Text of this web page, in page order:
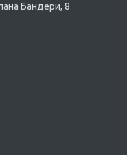
Бандери, 8